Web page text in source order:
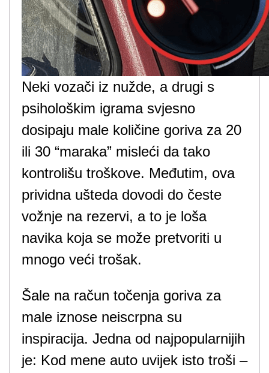
Neki vozači iz nužde, a drugi s
psihološkim igrama svjesno
dosipaju male količine goriva za 20
ili 30 “maraka” misleći da tako
kontrolišu troškove. Međutim, ova
prividna ušteda dovodi do česte
vožnje na rezervi, a to je loša
navika koja se može pretvoriti u
mnogo veći trošak.
Šale na račun točenja goriva za
male iznose neiscrpna su
inspiracija. Jedna od najpopularnijih
je: Kod mene auto uvijek isto troši –